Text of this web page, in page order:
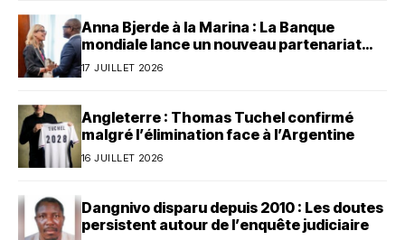
Anna Bjerde à la Marina : La Banque
mondiale lance un nouveau partenariat
avec le Bénin
17 JUILLET 2026
Angleterre : Thomas Tuchel confirmé
malgré l’élimination face à l’Argentine
16 JUILLET 2026
Dangnivo disparu depuis 2010 : Les doutes
persistent autour de l’enquête judiciaire